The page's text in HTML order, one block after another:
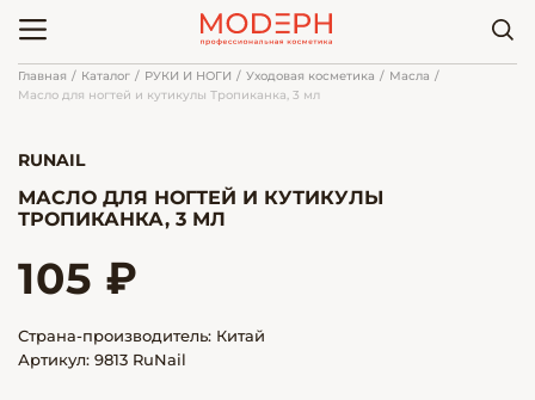
Главная Каталог РУКИ И НОГИ Уходовая косметика
Масла
Масло для ногтей и кутикулы Тропиканка, 3 мл
RUNAIL
МАСЛО ДЛЯ НОГТЕЙ И КУТИКУЛЫ
ТРОПИКАНКА, 3 МЛ
105 ₽
Страна-производитель: Китай
Артикул: 9813 RuNail